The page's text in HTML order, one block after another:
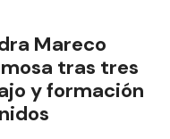
Mareco
tras tres
y formación